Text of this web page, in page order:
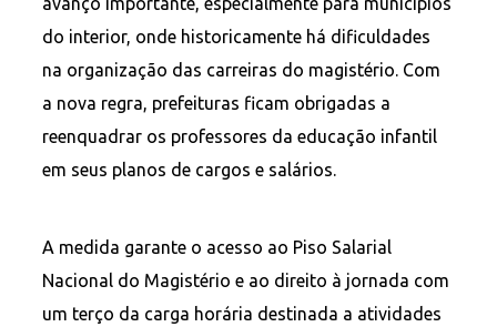
do interior, onde historicamente há dificuldades
na organização das carreiras do magistério. Com
a nova regra, prefeituras ficam obrigadas a
reenquadrar os professores da educação infantil
em seus planos de cargos e salários.
A medida garante o acesso ao Piso Salarial
Nacional do Magistério e ao direito à jornada com
um terço da carga horária destinada a atividades